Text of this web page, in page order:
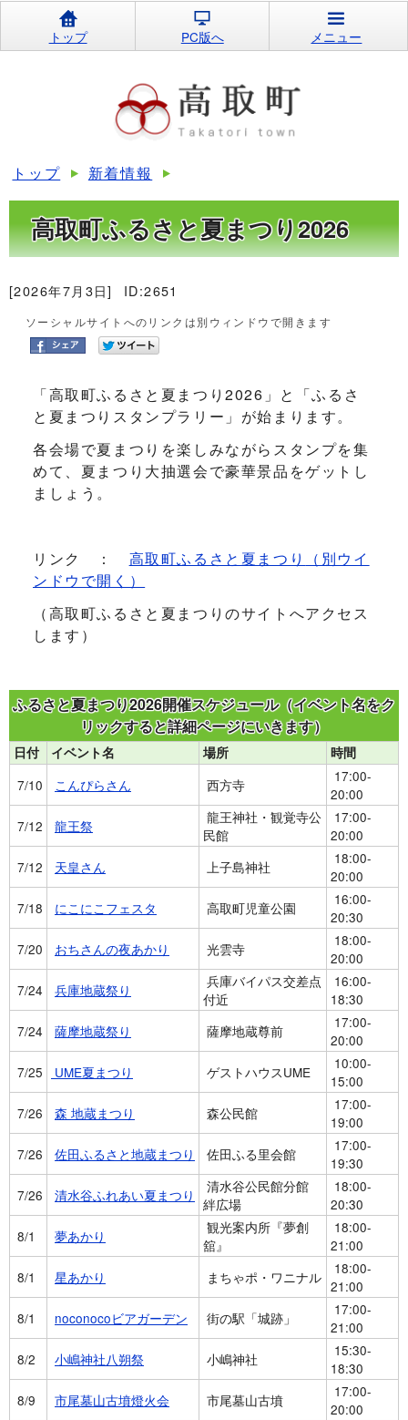
トップ PC版へ メニュー
トップ 新着情報
高取町ふるさと夏まつり2026
[2026年7月3日] ID:2651
ソーシャルサイトへのリンクは別ウィンドウで開きます
「高取町ふるさと夏まつり2026」と「ふるさ
と夏まつりスタンプラリー」が始まります。
各会場で夏まつりを楽しみながらスタンプを集
めて、夏まつり大抽選会で豪華景品をゲットし
ましょう。
リンク ： 高取町ふるさと夏まつり
（別ウイ
ンドウで開く）
（高取町ふるさと夏まつりのサイトへアクセス
します）
ふるさと夏まつり2026開催スケジュール（イベント名をク
リックすると詳細ページにいきます）
日付 イベント名 場所 時間
7/10 こんぴらさん 西方寺
17:00-
20:00
7/12
龍王祭
龍王神社・観覚寺公
民館
17:00-
20:00
7/12
天皇さん 上子島神社
18:00-
20:00
7/18
にこにこフェスタ 高取町児童公園
16:00-
20:30
7/20
おちさんの夜あかり 光雲寺
18:00-
20:00
7/24
兵庫地蔵祭り
兵庫バイパス交差点
付近
16:00-
18:30
7/24
薩摩地蔵祭り 薩摩地蔵尊前
17:00-
20:00
7/25
UME夏まつり ゲストハウスUME
10:00-
15:00
7/26
森 地蔵まつり 森公民館
17:00-
19:00
7/26
佐田ふるさと地蔵まつり 佐田ふる里会館
17:00-
19:30
7/26
清水谷ふれあい夏まつり
清水谷公民館分館
絆広場
18:00-
20:30
8/1
夢あかり
観光案内所『夢創
舘』
18:00-
21:00
8/1
星あかり まちゃポ・ワニナル
18:00-
21:00
8/1
noconocoビアガーデン 街の駅「城跡」
17:00-
21:00
8/2
小嶋神社八朔祭 小嶋神社
15:30-
18:30
8/9
市尾墓山古墳燈火会 市尾墓山古墳
17:00-
20:00